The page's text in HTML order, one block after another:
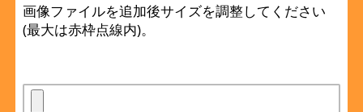
画像ファイルを追加後サイズを調整してください
(最大は赤枠点線内)。